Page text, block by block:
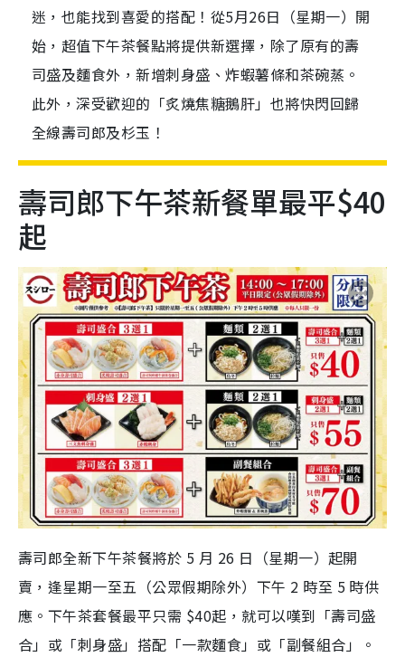
迷，也能找到喜愛的搭配！從5月26日（星期一）開
始，超值下午茶餐點將提供新選擇，除了原有的壽
司盛及麵食外，新增刺身盛、炸蝦薯條和茶碗蒸。
此外，深受歡迎的「炙燒焦糖鵝肝」也將快閃回歸
全線壽司郎及杉玉！
壽司郎下午茶新餐單最平$40
起
壽司郎全新下午茶餐將於 5 月 26 日（星期一）起開
賣，逢星期一至五（公眾假期除外）下午 2 時至 5 時供
應。下午茶套餐最平只需 $40起，就可以嘆到「壽司盛
合」或「刺身盛」搭配「一款麵食」或「副餐組合」。